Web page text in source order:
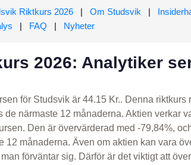
Riktkurs 2026 | Om Studsvik |
| FAQ | Nyheter
2026: Analytiker
för Studsvik är 44.15 Kr.. Denna
de närmaste 12 månaderna. Aktien verkar
Den är övervärderad med -79,84%,
12 månaderna. Även om aktien kan vara
förväntar sig. Därför är det viktigt att